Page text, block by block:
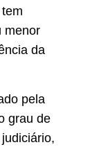
menor
da
pela
grau de